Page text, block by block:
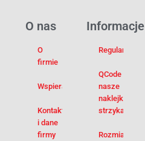
Informacje
Regulamin
QCode –
nasze
naklejki na
strzykawki
Rozmiarówka
O nas
O
firmie
Wspieramy
Kontakt
i dane
firmy